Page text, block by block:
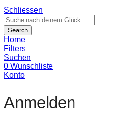
Schliessen
Search
Home
Filters
Suchen
0 Wunschliste
Konto
Anmelden